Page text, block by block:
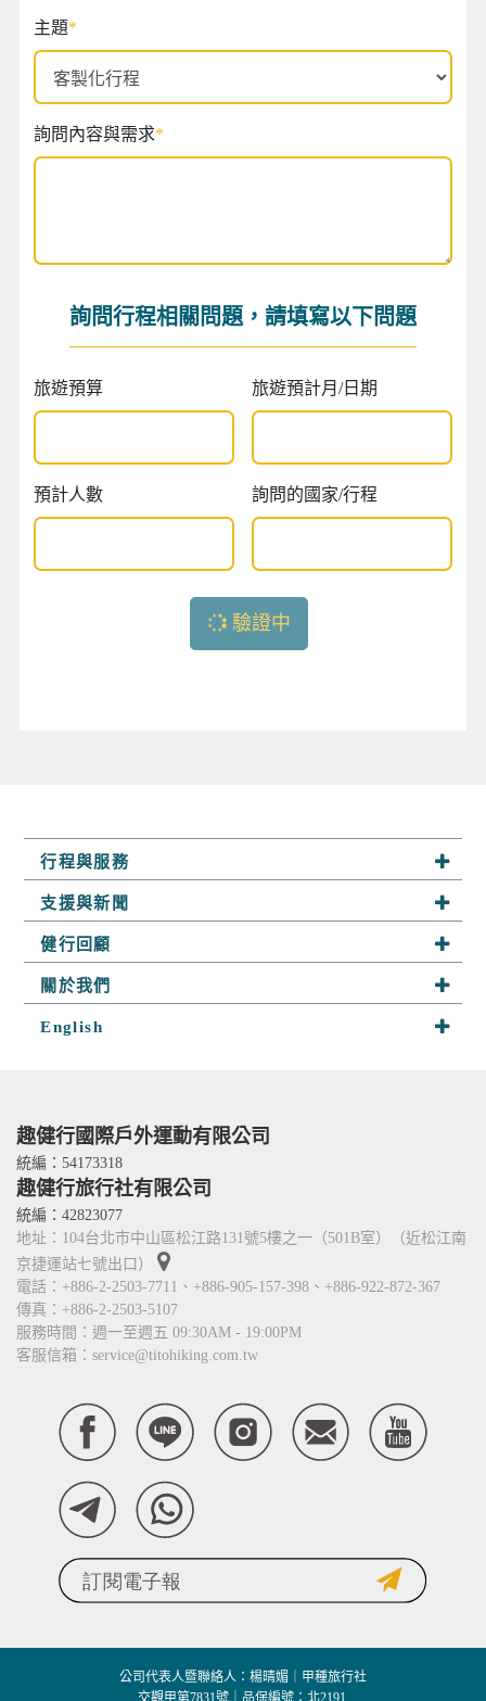
主題*
詢問內容與需求*
詢問行程相關問題，請填寫以下問題
旅遊預算 旅遊預計月/日期
預計人數 詢問的國家/行程
驗證中
行程與服務
系列行程
半自助行
客製行程
山野小舖
山野學堂
支援與新聞
最新活動
山野快訊
參團須知
健行回顧
趣健行足跡
探險相簿
關於我們
關於趣健行
人才招募
TITO card 優惠卡
合作關係
English
Contact Us
趣健行國際戶外運動有限公司
統編：54173318
趣健行旅行社有限公司
統編：42823077
地址：104台北市中山區松江路131號5樓之一（501B室）（近松江南
京捷運站七號出口）
電話：+886-2-2503-7711、+886-905-157-398、+886-922-872-367
傳真：+886-2-2503-5107
服務時間：週一至週五 09:30AM - 19:00PM
客服信箱：service@titohiking.com.tw
公司代表人暨聯絡人：楊晴媚｜甲種旅行社
交觀甲第7831號｜品保編號：北2191